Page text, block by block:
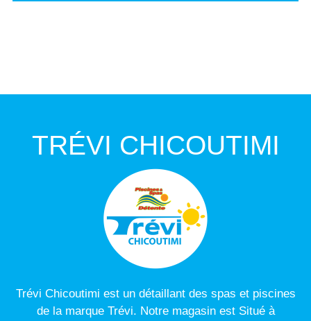
TRÉVI CHICOUTIMI
Trévi Chicoutimi est un détaillant des spas et piscines
de la marque Trévi. Notre magasin est Situé à